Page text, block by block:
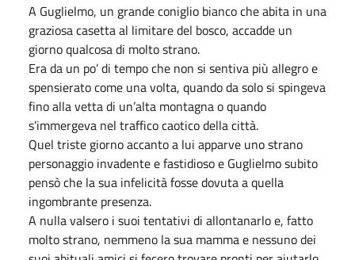
A Guglielmo, un grande coniglio bianco che abita in una
graziosa casetta al limitare del bosco, accadde un
giorno qualcosa di molto strano.
Era da un po’ di tempo che non si sentiva più allegro e
spensierato come una volta, quando da solo si spingeva
fino alla vetta di un’alta montagna o quando
s’immergeva nel traffico caotico della città.
Quel triste giorno accanto a lui apparve uno strano
personaggio invadente e fastidioso e Guglielmo subito
pensò che la sua infelicità fosse dovuta a quella
ingombrante presenza.
A nulla valsero i suoi tentativi di allontanarlo e, fatto
molto strano, nemmeno la sua mamma e nessuno dei